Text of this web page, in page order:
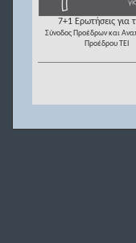
7+1 Ερωτήσεις για
Σύνοδος Προέδρων και
Προέδρου ΤΕΙ